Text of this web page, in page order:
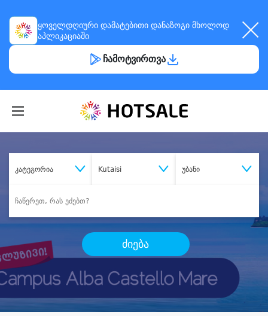
ყოველდღიური დამატებითი დანაზოგი მხოლოდ
აპლიკაციაში
ჩამოტვირთვა
კატეგორია Kutaisi უბანი
ძიება